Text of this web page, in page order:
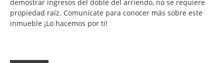
demostrar ingresos del doble del arriendo, no se requiere
propiedad raíz. Comunícate para conocer más sobre este
inmueble ¡Lo hacemos por ti!